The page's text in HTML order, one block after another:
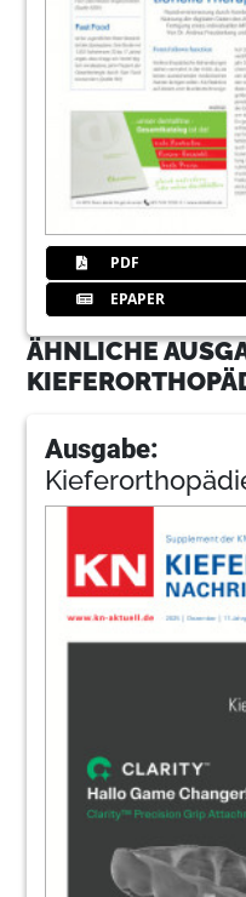
PDF
EPAPER
ÄHNLICHE
Ausgabe: